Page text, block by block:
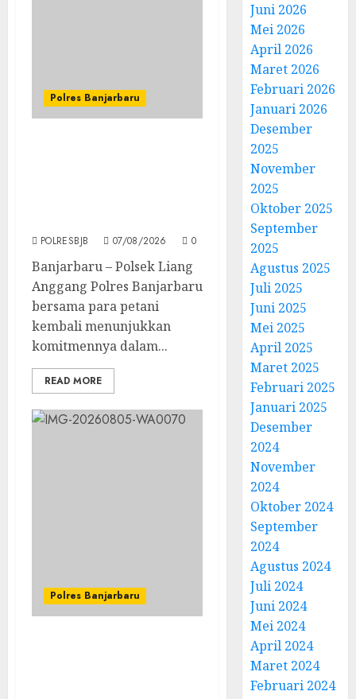
Polres Banjarbaru
POLRESBJB 07/08/2026 0
Banjarbaru – Polsek Liang
Anggang Polres Banjarbaru
bersama para petani
kembali menunjukkan
komitmennya dalam...
READ MORE
Polres Banjarbaru
Juni 2026
Mei 2026
April 2026
Maret 2026
Februari 2026
Januari 2026
Desember
2025
November
2025
Oktober 2025
September
2025
Agustus 2025
Juli 2025
Juni 2025
Mei 2025
April 2025
Maret 2025
Februari 2025
Januari 2025
Desember
2024
November
2024
Oktober 2024
September
2024
Agustus 2024
Juli 2024
Juni 2024
Mei 2024
April 2024
Maret 2024
Februari 2024